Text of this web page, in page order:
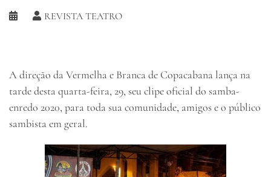
REVISTA TEATRO
A direção da Vermelha e Branca de Copacabana lança na
tarde desta quarta-feira, 29, seu clipe oficial do samba-
enredo 2020, para toda sua comunidade, amigos e o público
sambista em geral.